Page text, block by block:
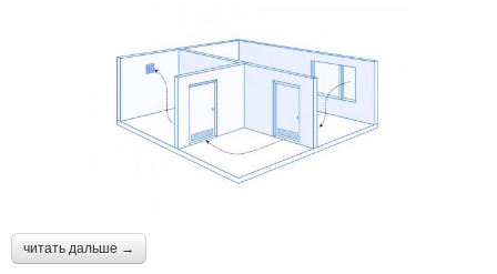
читать дальше →